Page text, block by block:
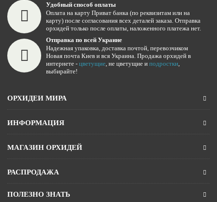
Удобный способ оплаты
Оплата на карту Приват банка (по реквизитам или на
карту) после согласования всех деталей заказа. Отправка
орхидей только после оплаты, наложенного платежа нет.
Отправка по всей Украине
Надежная упаковка, доставка почтой, перевозчиком
Новая почта Киев и вся Украина. Продажа орхидей в
интернете - цветущие, не цветущие и подростки,
выбирайте!
ОРХИДЕИ МИРА
ИНФОРМАЦИЯ
МАГАЗИН ОРХИДЕЙ
РАСПРОДАЖА
ПОЛЕЗНО ЗНАТЬ